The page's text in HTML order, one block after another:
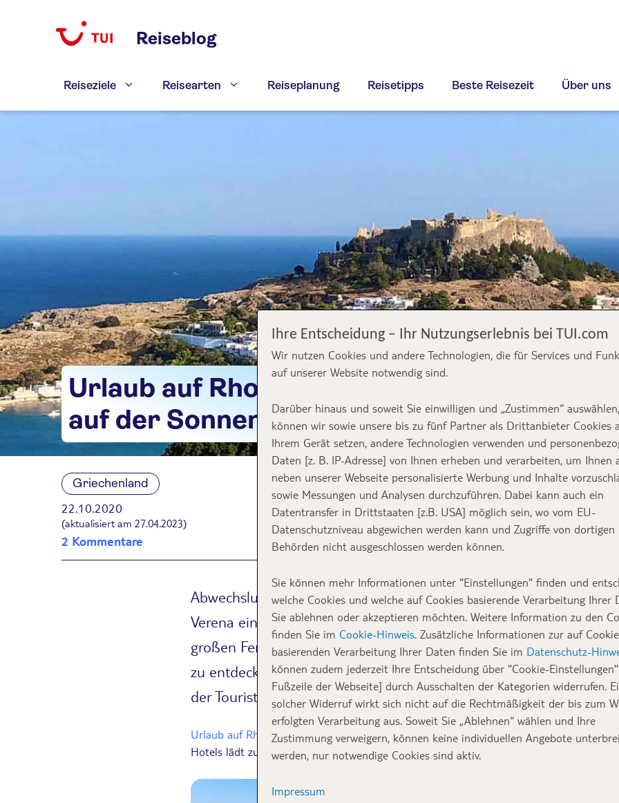
Reiseblog
Reiseziele Reisearten Reiseplanung Reisetipps Beste Reisezeit Über uns
Urlaub auf Rhodos – Land und Leute
auf der Sonneninsel erleben
Griechenland
22.10.2020
(aktualisiert am 27.04.2023)
2 Kommentare
Text: TUI Reiseexperten
Abwechslungsreich, gastfreundlich und sonnig – das sind drei
Verena einfallen, wenn sie an Rhodos denkt. Oft wird die Insel
großen Ferienorten und Strandurlaub am Meer verbunden, aber
zu entdecken. Daher hat sich Verena einen Mietwagen gebucht
der Touristenorte erkundet.
Urlaub auf Rhodoseignet sich definitiv perfekt für einen entspannten Badeurlaub –
Hotels lädt zum Entspannen, Sport machen oder Genießen der leckeren griechischen
Ihre Entscheidung – Ihr Nutzungserlebnis bei TUI.com
Wir nutzen Cookies und andere Technologien, die für Services und
auf unserer Website notwendig sind.
Darüber hinaus und soweit Sie einwilligen und „Zustimmen“ auswählen,
können wir sowie unsere bis zu fünf Partner als Drittanbieter Cookies
Ihrem Gerät setzen, andere Technologien verwenden und
Daten [z. B. IP-Adresse] von Ihnen erheben und verarbeiten, um Ihnen
neben unserer Webseite personalisierte Werbung und Inhalte
sowie Messungen und Analysen durchzuführen. Dabei kann auch ein
Datentransfer in Drittstaaten [z.B. USA] möglich sein, wo vom EU-
Datenschutzniveau abgewichen werden kann und Zugriffe von dortigen
Behörden nicht ausgeschlossen werden können.
Sie können mehr Informationen unter "Einstellungen" finden und
welche Cookies und welche auf Cookies basierende Verarbeitung Ihrer
Sie ablehnen oder akzeptieren möchten. Weitere Information zu den
finden Sie im Cookie-Hinweis. Zusätzliche Informationen zur auf
basierenden Verarbeitung Ihrer Daten finden Sie im Datenschutz-
können zudem jederzeit Ihre Entscheidung über "Cookie-
Fußzeile der Webseite] durch Ausschalten der Kategorien widerrufen.
solcher Widerruf wirkt sich nicht auf die Rechtmäßigkeit der bis zum
erfolgten Verarbeitung aus. Soweit Sie „Ablehnen“ wählen und Ihre
Zustimmung verweigern, können keine individuellen Angebote
werden, nur notwendige Cookies sind aktiv.
Impressum